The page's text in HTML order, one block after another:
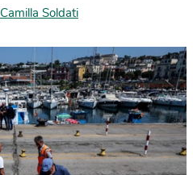
Camilla Soldati